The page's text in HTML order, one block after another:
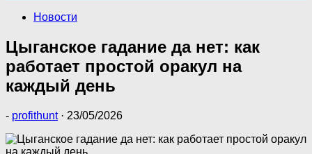
Новости
Цыганское гадание да нет: как
работает простой оракул на
каждый день
- profithunt · 23/05/2026